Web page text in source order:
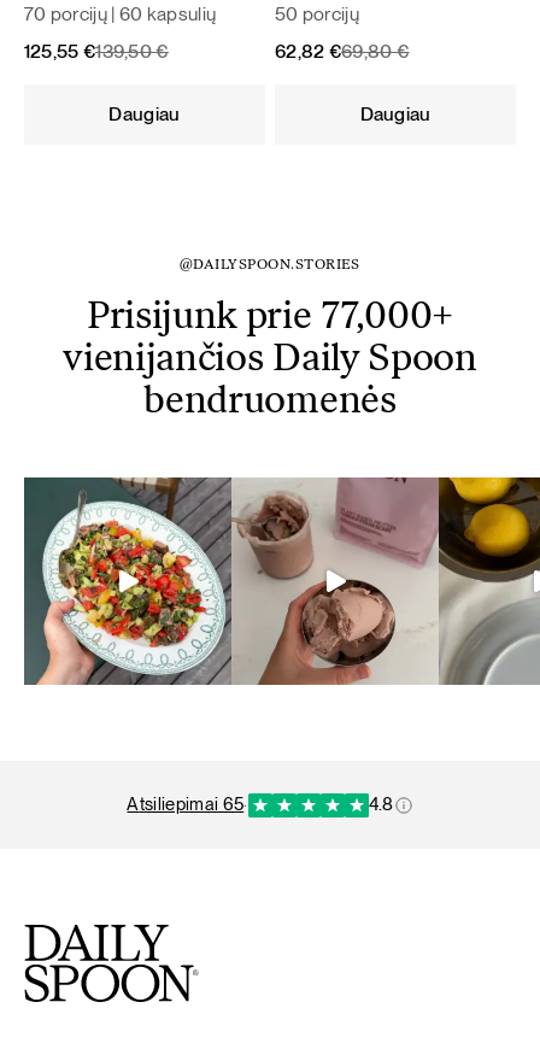
70 porcijų | 60 kapsulių
139,50€
Original
125,55 €
Current
Daugiau
50 porcijų
69,80€
Original
62,82 €
Current
Daugiau
@DAILYSPOON.STORIES
Prisijunk prie 77,000+
vienijančios Daily Spoon
bendruomenės
atsiliepimai 65· 4.8